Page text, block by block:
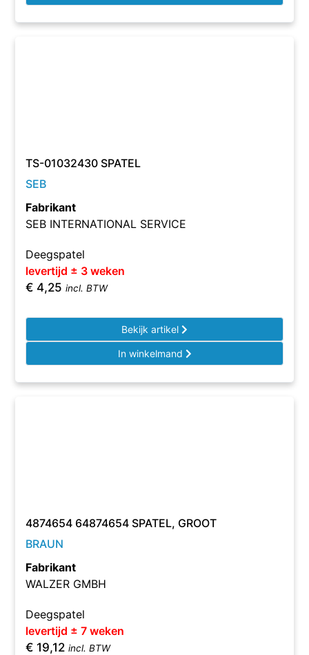
TS-01032430 SPATEL
SEB
Fabrikant
SEB INTERNATIONAL SERVICE
Deegspatel
levertijd ± 3 weken
€ 4,25 incl. BTW
Bekijk artikel
In winkelmand
4874654 64874654 SPATEL, GROOT
BRAUN
Fabrikant
WALZER GMBH
Deegspatel
levertijd ± 7 weken
€ 19,12 incl. BTW